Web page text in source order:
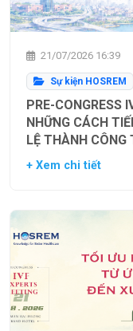
21/07/2026 16:39
Sự kiện HOSREM
PRE-CONGRESS
NHỮNG CÁCH
LỆ THÀNH CÔNG
+ Xem chi tiết